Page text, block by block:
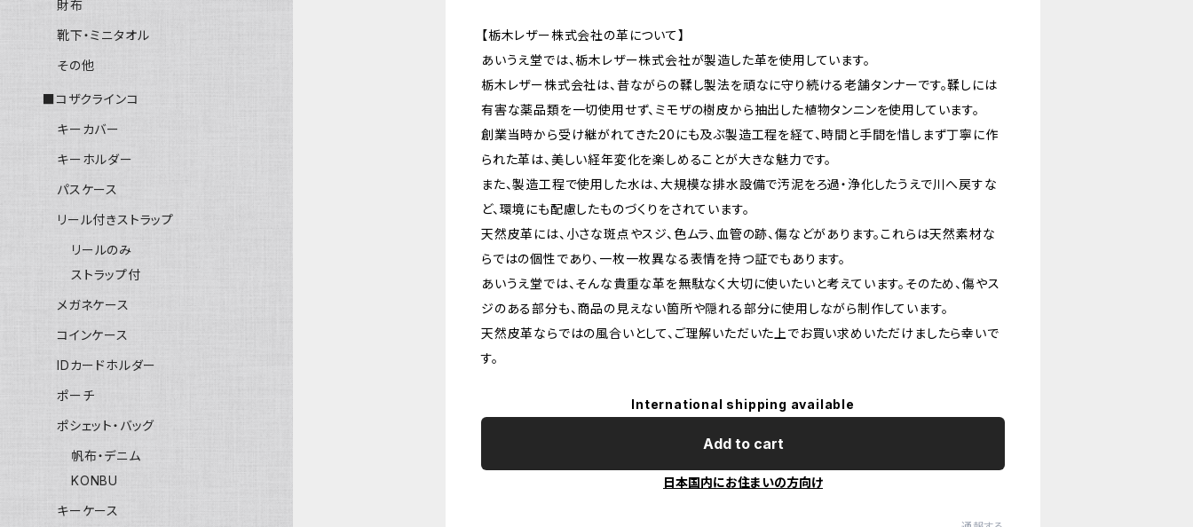
【栃木レザー株式会社の革について】
あいうえ堂では、栃木レザー株式会社が製造した革を使用しています。
栃木レザー株式会社は、昔ながらの鞣し製法を頑なに守り続ける老舗タンナーです。鞣しには
有害な薬品類を一切使用せず、ミモザの樹皮から抽出した植物タンニンを使用しています。
創業当時から受け継がれてきた20にも及ぶ製造工程を経て、時間と手間を惜しまず丁寧に作
られた革は、美しい経年変化を楽しめることが大きな魅力です。
また、製造工程で使用した水は、大規模な排水設備で汚泥をろ過・浄化したうえで川へ戻すな
ど、環境にも配慮したものづくりをされています。
天然皮革には、小さな斑点やスジ、色ムラ、血管の跡、傷などがあります。これらは天然素材な
らではの個性であり、一枚一枚異なる表情を持つ証でもあります。
あいうえ堂では、そんな貴重な革を無駄なく大切に使いたいと考えています。そのため、傷やス
ジのある部分も、商品の見えない箇所や隠れる部分に使用しながら制作しています。
天然皮革ならではの風合いとして、ご理解いただいた上でお買い求めいただけましたら幸いで
す。
International shipping available
Add to cart
日本国内にお住まいの方向け
財布
靴下・ミニタオル
その他
■コザクラインコ
キーカバー
キーホルダー
パスケース
リール付きストラップ
リールのみ
ストラップ付
メガネケース
コインケース
IDカードホルダー
ポーチ
ポシェット・バッグ
帆布・デニム
KONBU
キーケース